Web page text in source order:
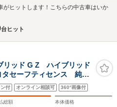
がヒットします！こちらの中古車はいか
台ヒット
リッド G Z ハイブリッド
セーフティセンス 純正
ディオTV バックカメラ
ニター 純正18インチ
ントロール
付 オンライン相談可 360°画像付
総額 本体価格